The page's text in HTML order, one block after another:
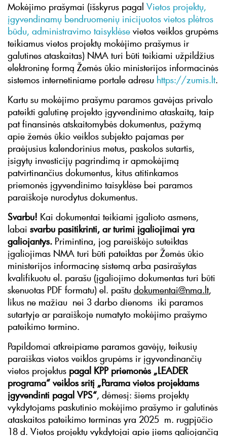
Mokėjimo prašymai (išskyrus pagal Vietos projektų,
įgyvendinamų bendruomenių inicijuotos vietos plėtros
būdu, administravimo taisyklėse vietos veiklos grupėms
teikiamus vietos projektų mokėjimo prašymus ir
galutines ataskaitas) NMA turi būti teikiami užpildžius
elektroninę formą Žemės ūkio ministerijos informacinės
sistemos internetiniame portale adresu https://zumis.lt.
Kartu su mokėjimo prašymu paramos gavėjas privalo
pateikti galutinę projekto įgyvendinimo ataskaitą, taip
pat finansinės atskaitomybės dokumentus, pažymą
apie žemės ūkio veiklos subjekto pajamas per
praėjusius kalendorinius metus, paskolos sutartis,
įsigytų investicijų pagrindimą ir apmokėjimą
patvirtinančius dokumentus, kitus atitinkamos
priemonės įgyvendinimo taisyklėse bei paramos
paraiškoje nurodytus dokumentus.
Svarbu! Kai dokumentai teikiami įgalioto asmens,
labai svarbu pasitikrinti, ar turimi įgaliojimai yra
galiojantys. Primintina, jog pareiškėjo suteiktas
įgaliojimas NMA turi būti pateiktas per Žemės ūkio
ministerijos informacinę sistemą arba pasirašytas
kvalifikuotu el. parašu (įgaliojimo dokumentas turi būti
skenuotas PDF formatu) el. paštu dokumentai@nma.lt,
likus ne mažiau nei 3 darbo dienoms iki paramos
sutartyje ar paraiškoje numatyto mokėjimo prašymo
pateikimo termino.
Papildomai atkreipiame paramos gavėjų, teikusių
paraiškas vietos veiklos grupėms ir įgyvendinančių
vietos projektus pagal KPP priemonės „LEADER
programa“ veiklos sritį „Parama vietos projektams
įgyvendinti pagal VPS“, dėmesį: šiems projektų
vykdytojams paskutinio mokėjimo prašymo ir galutinės
ataskaitos pateikimo terminas yra 2025 m. rugpjūčio
18 d. Vietos projektų vykdytojai apie jiems galiojančią